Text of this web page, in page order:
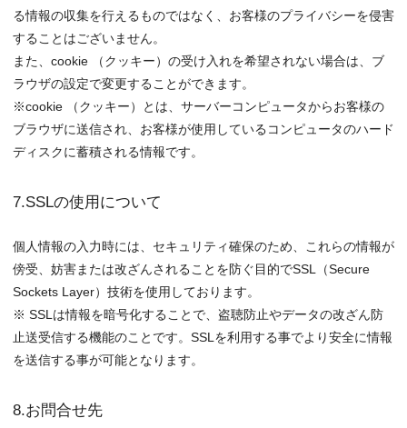
る情報の収集を行えるものではなく、お客様のプライバシーを侵害
することはございません。
また、cookie （クッキー）の受け入れを希望されない場合は、ブ
ラウザの設定で変更することができます。
※cookie （クッキー）とは、サーバーコンピュータからお客様の
ブラウザに送信され、お客様が使用しているコンピュータのハード
ディスクに蓄積される情報です。
7.SSLの使用について
個人情報の入力時には、セキュリティ確保のため、これらの情報が
傍受、妨害または改ざんされることを防ぐ目的でSSL（Secure
Sockets Layer）技術を使用しております。
※ SSLは情報を暗号化することで、盗聴防止やデータの改ざん防
止送受信する機能のことです。SSLを利用する事でより安全に情報
を送信する事が可能となります。
8.お問合せ先